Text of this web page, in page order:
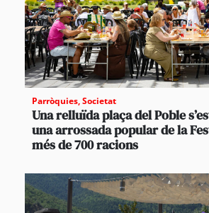
Parròquies,Societat
Una relluïda plaça del Poble
una arrossada popular de la
més de 700 racions